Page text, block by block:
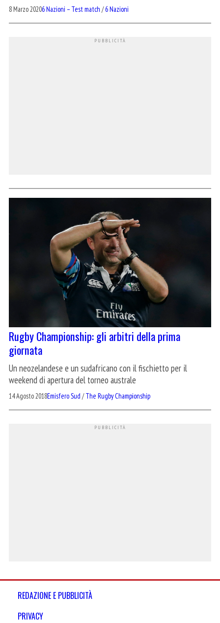
8 Marzo 20206 Nazioni – Test match /6 Nazioni
Rugby Championship: gli arbitri della prima
giornata
Un neozelandese e un sudafricano con il fischietto per il
weekend di apertura del torneo australe
14 Agosto 2018Emisfero Sud /The Rugby Championship
REDAZIONE E PUBBLICITÀ
PRIVACY